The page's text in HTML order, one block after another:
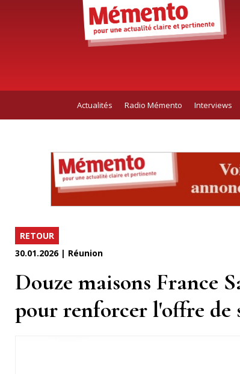
Actualités Radio Mémento Interviews
RETOUR
30.01.2026 | Réunion
Douze maisons France
pour renforcer l'offre de